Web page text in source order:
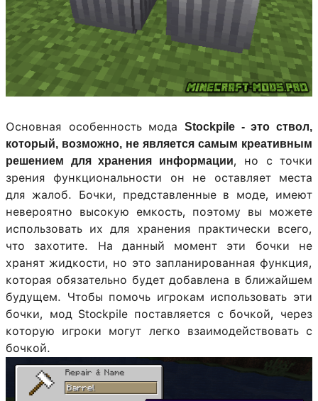
Основная особенность мода Stockpile - это ствол,
который, возможно, не является самым креативным
решением для хранения информации, но с точки
зрения функциональности он не оставляет места
для жалоб. Бочки, представленные в моде, имеют
невероятно высокую емкость, поэтому вы можете
использовать их для хранения практически всего,
что захотите. На данный момент эти бочки не
хранят жидкости, но это запланированная функция,
которая обязательно будет добавлена ​​в ближайшем
будущем. Чтобы помочь игрокам использовать эти
бочки, мод Stockpile поставляется с бочкой, через
которую игроки могут легко взаимодействовать с
бочкой.